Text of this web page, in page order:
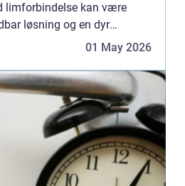
limforbindelse kan være
løsning og en dyr
skiller Bostik sig ud som en
01 May 2026